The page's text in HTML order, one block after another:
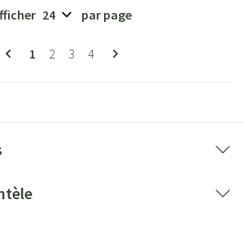
Pages
Vous lisez actuellement la page
1 Page
2 Page
3 Page
4
par page